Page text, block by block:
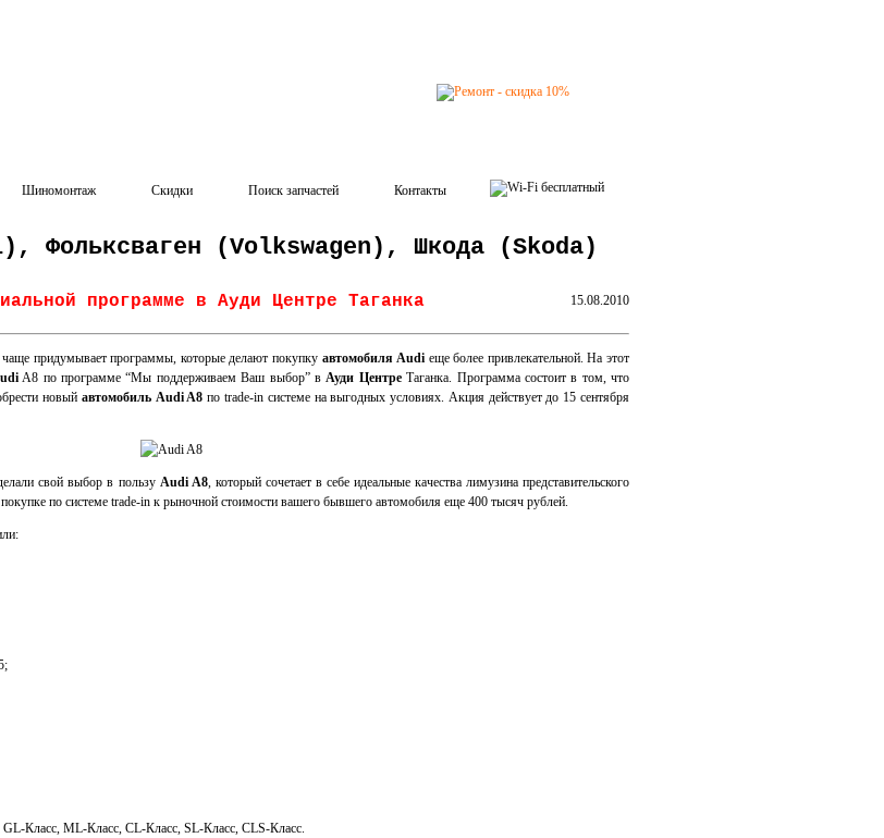
Шиномонтаж Скидки Поиск запчастей Контакты
Фольксваген (Volkswagen), Шкода (Skoda)
программе в Ауди Центре Таганка 15.08.2010
придумывает программы, которые делают покупку автомобиля Audi еще более привлекательной. На этот
A8 по программе “Мы поддерживаем Ваш выбор” вАуди ЦентреТаганка. Программа состоит в том, что
новый автомобиль Audi A8 по trade-in системе на выгодных условиях. Акция действует до 15 сентября
свой выбор в пользуAudi A8, который сочетает в себе идеальные качества лимузина представительского
покупке по системе trade-in к рыночной стоимости вашего бывшего автомобиля еще 400 тысяч рублей.
Класс, ML-Класс, CL-Класс, SL-Класс, CLS-Класс.